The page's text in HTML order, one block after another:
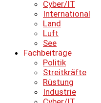
Cyber/IT
International
Land
Luft
See
Fachbeiträge
Politik
Streitkräfte
Rüstung
Industrie